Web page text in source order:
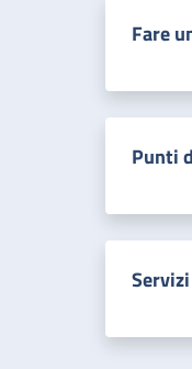
Fare
Punti